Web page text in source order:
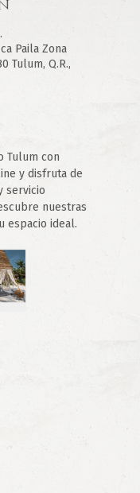
Paila Zona
Tulum, Q.R.,
Tulum con
y disfruta de
servicio
nuestras
espacio ideal.